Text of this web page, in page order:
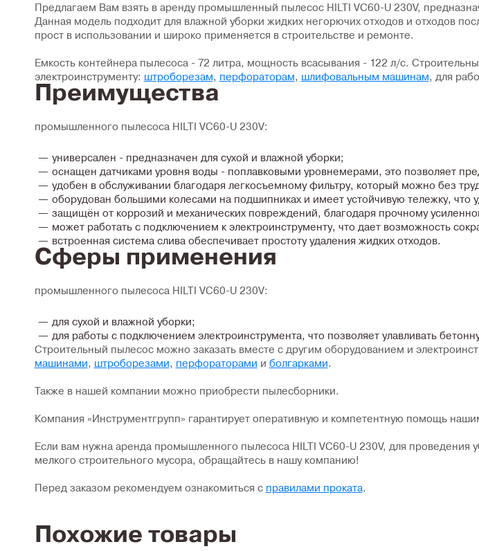
Предлагаем Вам взять в аренду промышленный пылесос HILTI VC60-U 230V,
Данная модель подходит для влажной уборки жидких негорючих отходов и отходов
прост в использовании и широко применяется в строительстве и ремонте.
Емкость контейнера пылесоса - 72 литра, мощность всасывания - 122 л/с.
электроинструменту: штроборезам, перфораторам, шлифовальным машинам, для
Преимущества
промышленного пылесоса HILTI VC60-U 230V:
универсален - предназначен для сухой и влажной уборки;
оснащен датчиками уровня воды - поплавковыми уровнемерами, это позволяет
удобен в обслуживании благодаря легкосъемному фильтру, который можно без
оборудован большими колесами на подшипниках и имеет устойчивую тележку, что
защищён от коррозий и механических повреждений, благодаря прочному
может работать с подключением к электроинструменту, что дает возможность
встроенная система слива обеспечивает простоту удаления жидких отходов.
Сферы применения
промышленного пылесоса HILTI VC60-U 230V:
для сухой и влажной уборки;
для работы с подключением электроинструмента, что позволяет улавливать
Строительный пылесос можно заказать вместе с другим оборудованием и
машинами, штроборезами, перфораторами и болгарками.
Также в нашей компании можно приобрести пылесборники.
Компания «Инструментгрупп» гарантирует оперативную и компетентную помощь
Если вам нужна аренда промышленного пылесоса HILTI VC60-U 230V, для
мелкого строительного мусора, обращайтесь в нашу компанию!
Перед заказом рекомендуем ознакомиться с правилами проката.
Похожие товары